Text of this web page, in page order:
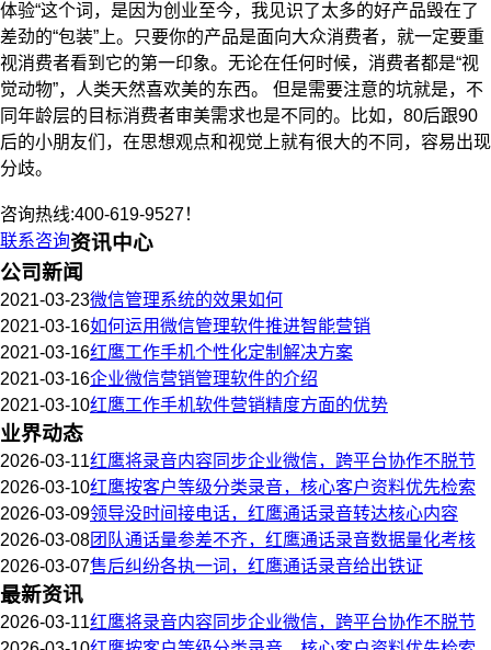
体验“这个词，是因为创业至今，我见识了太多的好产品毁在了
差劲的“包装”上。只要你的产品是面向大众消费者，就一定要重
视消费者看到它的第一印象。无论在任何时候，消费者都是“视
觉动物”，人类天然喜欢美的东西。 但是需要注意的坑就是，不
同年龄层的目标消费者审美需求也是不同的。比如，80后跟90
后的小朋友们，在思想观点和视觉上就有很大的不同，容易出现
分歧。
咨询热线:400-619-9527！
联系咨询资讯中心
公司新闻
2021-03-23微信管理系统的效果如何
2021-03-16如何运用微信管理软件推进智能营销
2021-03-16红鹰工作手机个性化定制解决方案
2021-03-16企业微信营销管理软件的介绍
2021-03-10红鹰工作手机软件营销精度方面的优势
业界动态
2026-03-11红鹰将录音内容同步企业微信，跨平台协作不脱节
2026-03-10红鹰按客户等级分类录音，核心客户资料优先检索
2026-03-09领导没时间接电话，红鹰通话录音转达核心内容
2026-03-08团队通话量参差不齐，红鹰通话录音数据量化考核
2026-03-07售后纠纷各执一词，红鹰通话录音给出铁证
最新资讯
2026-03-11红鹰将录音内容同步企业微信，跨平台协作不脱节